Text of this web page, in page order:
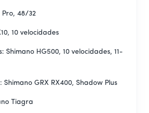
Pro, 48/32
10 velocidades
Shimano HG500, 10 velocidades, 11-
GRX RX400, Shadow Plus
Tiagra